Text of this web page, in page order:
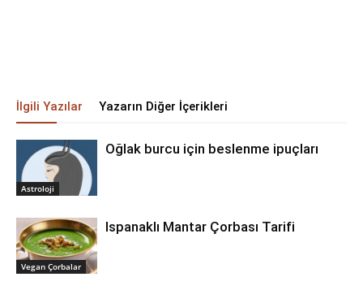
İlgili Yazılar Yazarın Diğer İçerikleri
Astroloji
Oğlak burcu için beslenme ipuçları
Vegan Çorbalar
Ispanaklı Mantar Çorbası Tarifi